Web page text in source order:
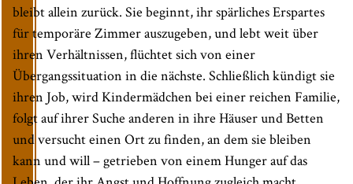
bleibt allein zurück. Sie beginnt, ihr spärliches Erspartes
für temporäre Zimmer auszugeben, und lebt weit über
ihren Verhältnissen, flüchtet sich von einer
Übergangssituation in die nächste. Schließlich kündigt sie
ihren Job, wird Kindermädchen bei einer reichen Familie,
folgt auf ihrer Suche anderen in ihre Häuser und Betten
und versucht einen Ort zu finden, an dem sie bleiben
kann und will – getrieben von einem Hunger auf das